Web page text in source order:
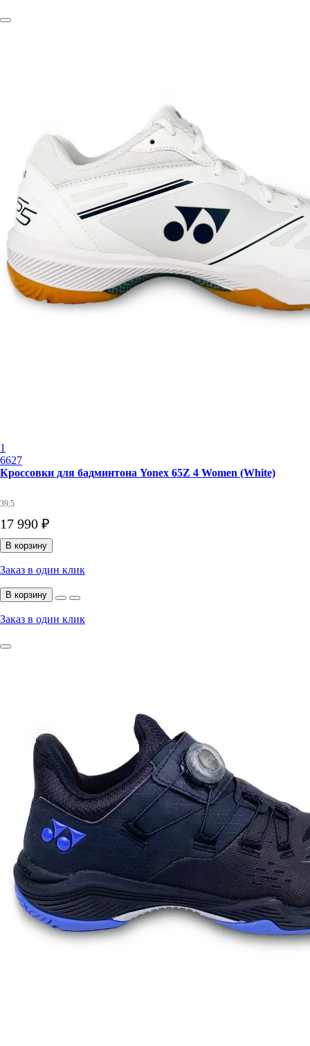
1
6627
Кроссовки для бадминтона Yonex 65Z 4 Women (White)
39,5
17 990 ₽
В корзину
Заказ в один клик
В корзину
Заказ в один клик